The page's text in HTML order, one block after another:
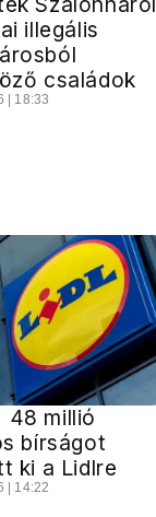
illegális
családok
| 18:33
48 millió
bírságot
ki a Lidlre
| 14:22